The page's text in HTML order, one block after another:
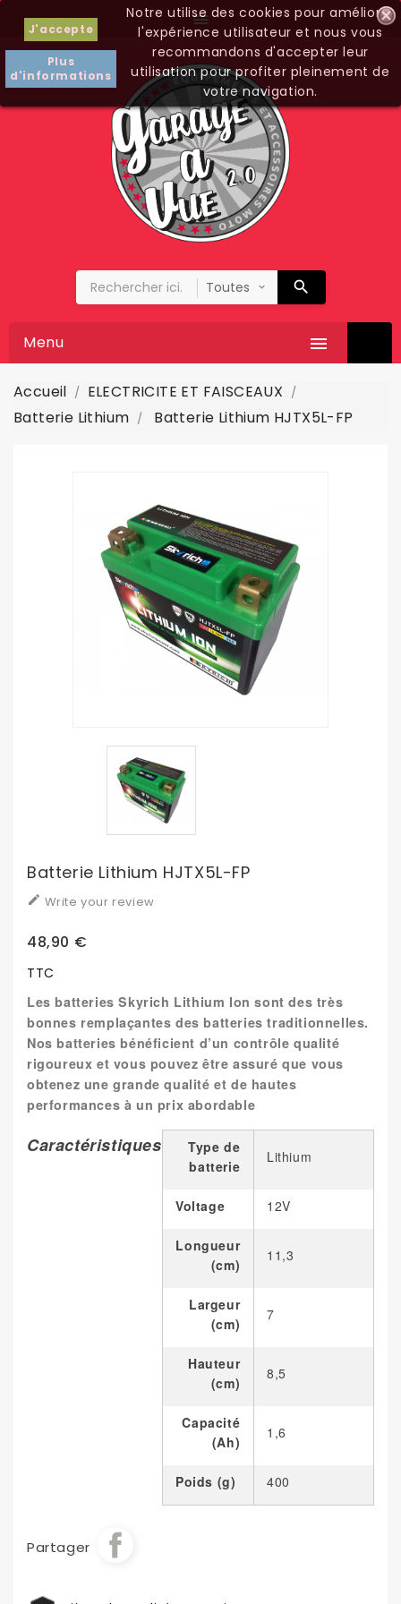

J'accepte
Plus
d'informations
Notre utilise des cookies pour améliorer
l'expérience utilisateur et nous vous
recommandons d'accepter leur
utilisation pour profiter pleinement de
votre navigation.

Menu
Accueil
ELECTRICITE ET FAISCEAUX
Batterie Lithium
Batterie Lithium HJTX5L-FP
Batterie Lithium HJTX5L-FP
 Write your review
48,90 €
TTC
Les batteries Skyrich Lithium Ion sont des très
bonnes remplaçantes des batteries traditionnelles.
Nos batteries bénéficient d’un contrôle qualité
rigoureux et vous pouvez être assuré que vous
obtenez une grande qualité et de hautes
performances à un prix abordable
Caractéristiques
Type de
batterie
Lithium
Voltage 12V
Longueur
(cm)
11,3
Largeur
(cm)
7
Hauteur
(cm)
8,5
Capacité
(Ah)
1,6
Poids (g) 400
Partager